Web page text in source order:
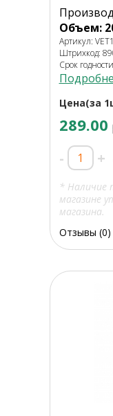
Объем:
Артикул:
Штрихкод:
Срок
Цена(за
289.00
- +
* Наличие
магазине
магазина.
Отзывы (0)